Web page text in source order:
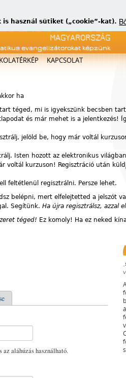
használ sütiket („cookie”-kat).
evangelizátorokat képzünk
KAPCSOLAT
ha
téged, mi is igyekszünk becsben
és már mehet is a
jelöld be, hogy már voltál
Isten hozott az elektronikus
voltál kurzuson! Regisztráció után
feltétlenül regisztrálni. Persze lehet.
belépni, mert elfelejtetted a jelszót
Segítünk. Ha újra regisztrálsz, azzal
téged! Ez komoly! Ha ez neked
aláhúzás használható.